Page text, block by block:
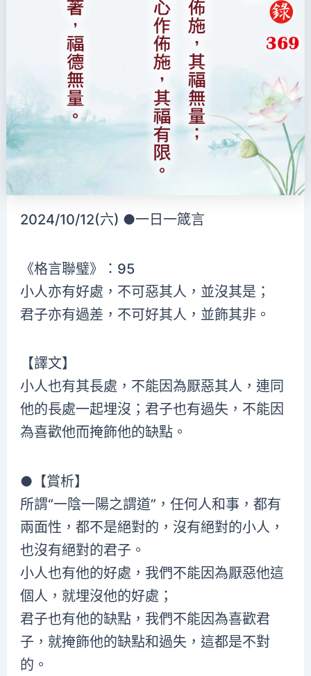
2024/10/12(六) ●一日一箴言
《格言聯璧》：95
小人亦有好處，不可惡其人，並沒其是；
君子亦有過差，不可好其人，並飾其非。
【譯文】
小人也有其長處，不能因為厭惡其人，連同
他的長處一起埋沒；君子也有過失，不能因
為喜歡他而掩飾他的缺點。
●【賞析】
所謂“一陰一陽之謂道”，任何人和事，都有
兩面性，都不是絕對的，沒有絕對的小人，
也沒有絕對的君子。
小人也有他的好處，我們不能因為厭惡他這
個人，就埋沒他的好處；
君子也有他的缺點，我們不能因為喜歡君
子，就掩飾他的缺點和過失，這都是不對
的。